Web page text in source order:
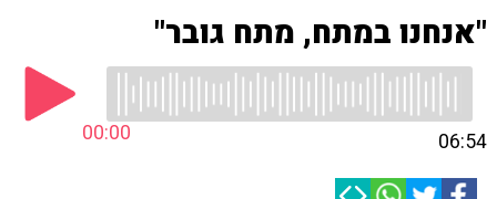
"אנחנו במתח, מתח גובר"
00:00 06:54